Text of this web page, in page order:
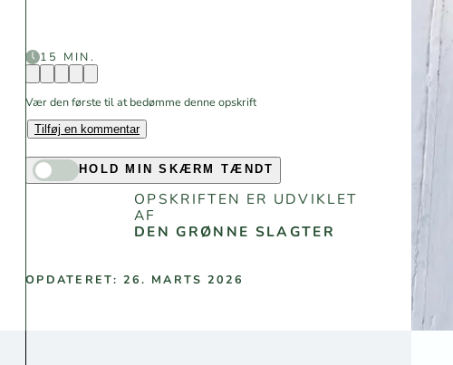
15 MIN.
Vær den første til at bedømme denne opskrift
Tilføj en kommentar
HOLD MIN SKÆRM TÆNDT
OPSKRIFTEN ER UDVIKLET
AF
DEN GRØNNE SLAGTER
OPDATERET: 26. MARTS 2026